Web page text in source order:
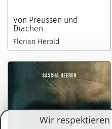
Wir
Von Preussen und
Drachen
Florian Herold